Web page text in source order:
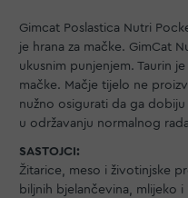
Gimcat Poslastica Nutri
je hrana za mačke. GimCat
ukusnim punjenjem. Taurin
mačke. Mačje tijelo ne
nužno osigurati da ga dobiju
u održavanju normalnog
SASTOJCI:
Žitarice, meso i životinjske
biljnih bjelančevina, mlijeko